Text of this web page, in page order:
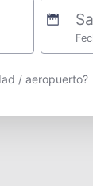
/ aeropuerto?